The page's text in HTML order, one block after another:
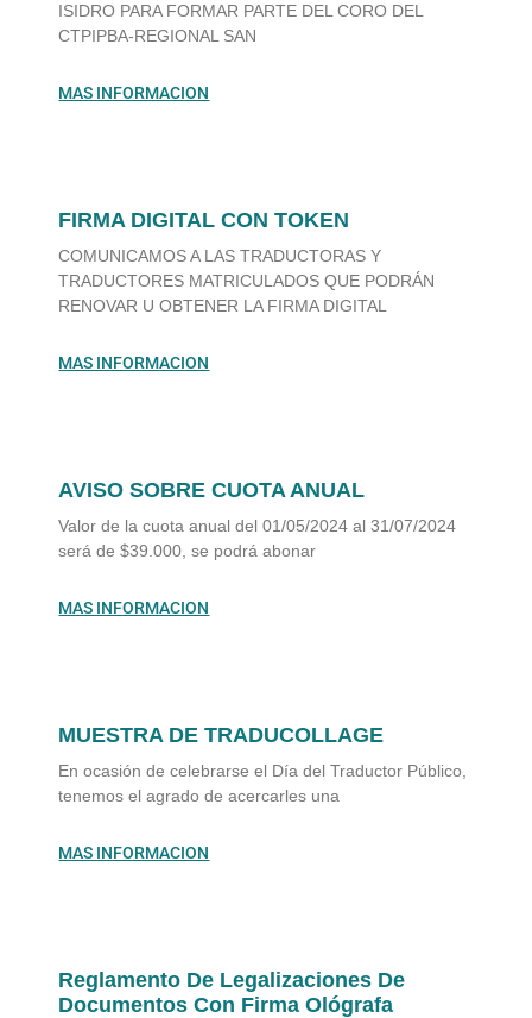
ISIDRO PARA FORMAR PARTE DEL CORO DEL
CTPIPBA-REGIONAL SAN
MAS INFORMACION
FIRMA DIGITAL CON TOKEN
COMUNICAMOS A LAS TRADUCTORAS Y
TRADUCTORES MATRICULADOS QUE PODRÁN
RENOVAR U OBTENER LA FIRMA DIGITAL
MAS INFORMACION
AVISO SOBRE CUOTA ANUAL
Valor de la cuota anual del 01/05/2024 al 31/07/2024
será de $39.000, se podrá abonar
MAS INFORMACION
MUESTRA DE TRADUCOLLAGE
En ocasión de celebrarse el Día del Traductor Público,
tenemos el agrado de acercarles una
MAS INFORMACION
Reglamento De Legalizaciones De
Documentos Con Firma Ológrafa